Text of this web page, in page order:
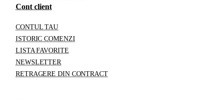
Cont client
CONTUL TAU
ISTORIC COMENZI
LISTA FAVORITE
NEWSLETTER
RETRAGERE DIN CONTRACT